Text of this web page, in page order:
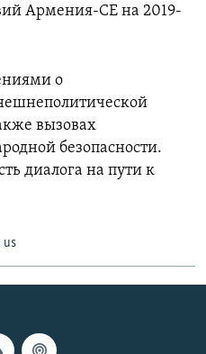
Армения-СЕ на 2019-
о
вызовах
безопасности.
диалога на пути к
us